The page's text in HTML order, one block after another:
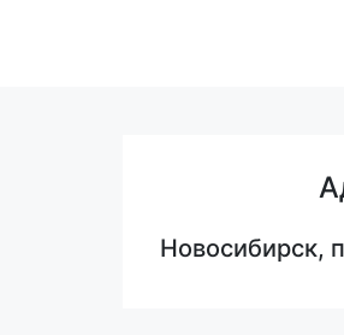
Новосибирск,